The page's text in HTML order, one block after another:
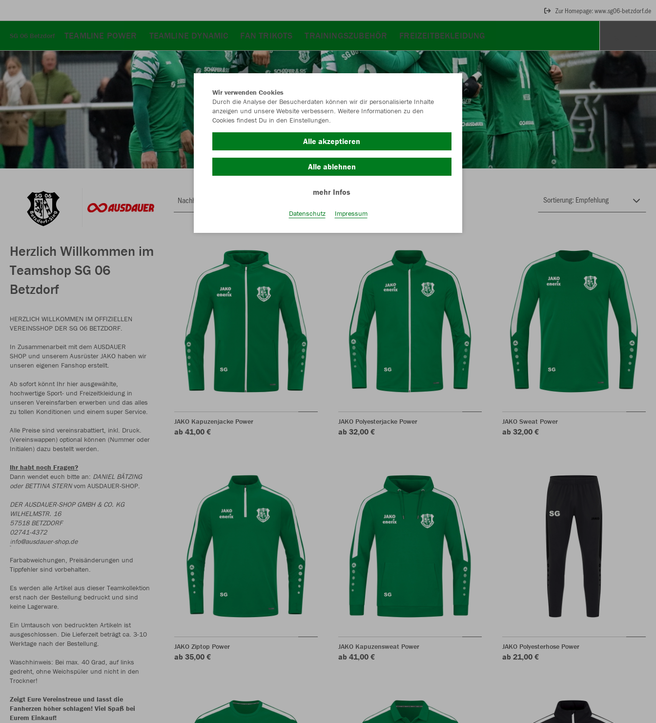
Zur Homepage: www.sg06-betzdorf.de
SG 06 Betzdorf TEAMLINE POWER TEAMLINE DYNAMIC FAN TRIKOTS TRAININGSZUBEHÖR FREIZEITBEKLEIDUNG
Herzlich Willkommen im
Teamshop SG 06
Betzdorf
HERZLICH WILLKOMMEN IM OFFIZIELLEN
VEREINSSHOP DER SG 06 BETZDORF.
In Zusammenarbeit mit dem AUSDAUER
SHOP und unserem Ausrüster JAKO haben wir
unseren eigenen Fanshop erstellt.
Ab sofort könnt Ihr hier ausgewählte,
hochwertige Sport- und Freizeitkleidung in
unseren Vereinsfarben erwerben und das alles
zu tollen Konditionen und einem super Service.
Alle Preise sind vereinsrabattiert, inkl. Druck.
(Vereinswappen) optional können (Nummer oder
Initialen) dazu bestellt werden.
Ihr habt noch Fragen?
Dann wendet euch bitte an: DANIEL BÄTZING
oder BETTINA STERNvom AUSDAUER-SHOP.
DER AUSDAUER-SHOP GMBH & CO. KG
WILHELMSTR. 16
57518 BETZDORF
02741-4372
info@ausdauer-shop.de
Farbabweichungen, Preisänderungen und
Tippfehler sind vorbehalten.
Es werden alle Artikel aus dieser Teamkollektion
erst nach der Bestellung bedruckt und sind
keine Lagerware.
Ein Umtausch von bedruckten Artikeln ist
ausgeschlossen. Die Lieferzeit beträgt ca. 3-10
Werktage nach der Bestellung.
Waschhinweis: Bei max. 40 Grad, auf links
gedreht, ohne Weichspüler und nicht in den
Trockner!
Zeigt Eure Vereinstreue und lasst die
Fanherzen höher schlagen! Viel Spaß bei
Eurem Einkauf!
Nachhaltig
JAKO Kapuzenjacke Power
ab 41,00 €
JAKO Polyesterjacke Power
ab 32,00 €
JAKO Sweat Power
ab 32,00 €
JAKO Ziptop Power
ab 35,00 €
JAKO Kapuzensweat Power
ab 41,00 €
JAKO Polyesterhose Power
ab 21,00 €
Wir verwenden Cookies
Durch die Analyse der Besucherdaten können wir dir personalisierte Inhalte
anzeigen und unsere Website verbessern. Weitere Informationen zu den
Cookies findest Du in den Einstellungen.
Alle akzeptieren
Alle ablehnen
mehr Infos
Datenschutz Impressum